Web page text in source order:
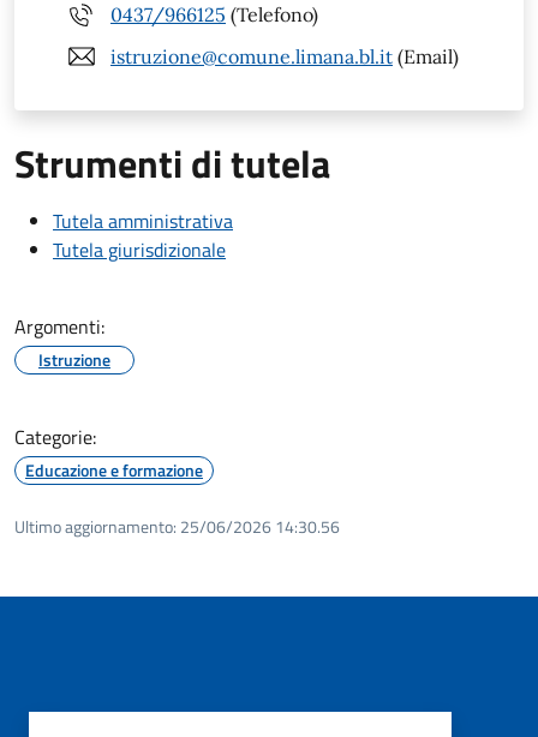
0437/966125 (Telefono)
istruzione@comune.limana.bl.it (Email)
Strumenti di tutela
Tutela amministrativa
Tutela giurisdizionale
Argomenti:
Istruzione
Categorie:
Educazione e formazione
Ultimo aggiornamento: 25/06/2026 14:30.56